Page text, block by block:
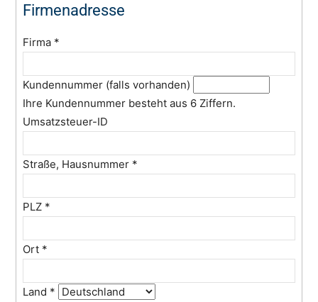
Firmenadresse
Firma *
Kundennummer (falls vorhanden)
Ihre Kundennummer besteht aus 6 Ziffern.
Umsatzsteuer-ID
Straße, Hausnummer *
PLZ *
Ort *
Land *